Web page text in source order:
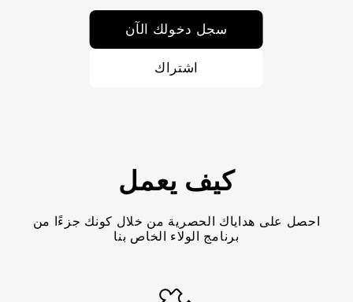
سجل دخولك الآن
اشتراك
كيف يعمل
احصل على هداياك الحصرية من خلال كونك جزءًا من
برنامج الولاء الخاص بنا